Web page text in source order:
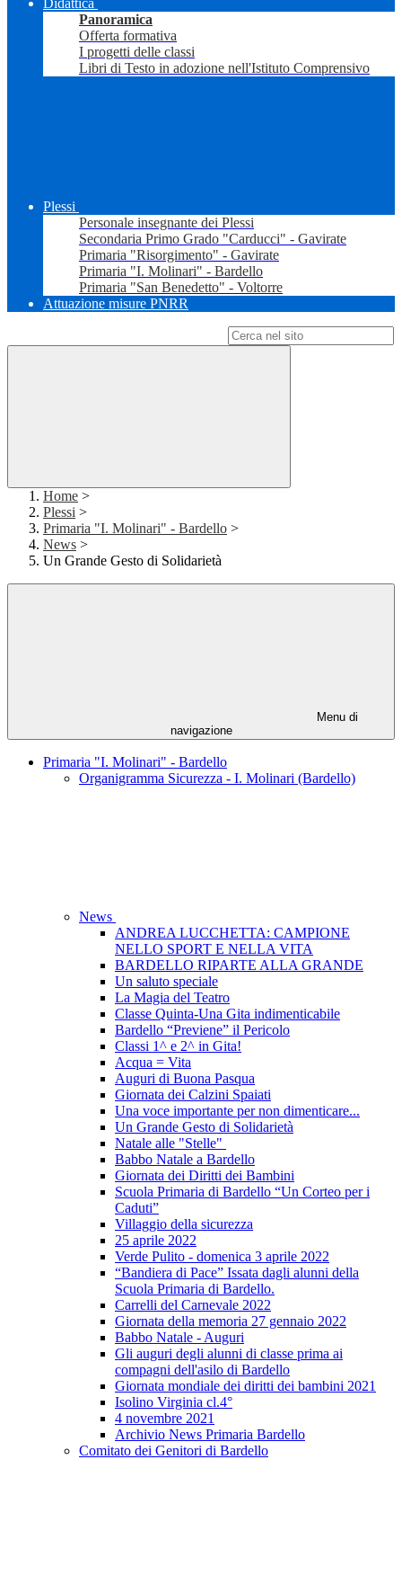
Didattica
Panoramica
Offerta formativa
I progetti delle classi
Libri di Testo in adozione nell'Istituto Comprensivo
Plessi
Personale insegnante dei Plessi
Secondaria Primo Grado "Carducci" - Gavirate
Primaria "Risorgimento" - Gavirate
Primaria "I. Molinari" - Bardello
Primaria "San Benedetto" - Voltorre
Attuazione misure PNRR
Home >
Plessi >
Primaria "I. Molinari" - Bardello >
News >
Un Grande Gesto di Solidarietà
Menu di
navigazione
Primaria "I. Molinari" - Bardello
Organigramma Sicurezza - I. Molinari (Bardello)
News
ANDREA LUCCHETTA: CAMPIONE
NELLO SPORT E NELLA VITA
BARDELLO RIPARTE ALLA GRANDE
Un saluto speciale
La Magia del Teatro
Classe Quinta-Una Gita indimenticabile
Bardello “Previene” il Pericolo
Classi 1^ e 2^ in Gita!
Acqua = Vita
Auguri di Buona Pasqua
Giornata dei Calzini Spaiati
Una voce importante per non dimenticare...
Un Grande Gesto di Solidarietà
Natale alle "Stelle"
Babbo Natale a Bardello
Giornata dei Diritti dei Bambini
Scuola Primaria di Bardello “Un Corteo per i
Caduti”
Villaggio della sicurezza
25 aprile 2022
Verde Pulito - domenica 3 aprile 2022
“Bandiera di Pace” Issata dagli alunni della
Scuola Primaria di Bardello.
Carrelli del Carnevale 2022
Giornata della memoria 27 gennaio 2022
Babbo Natale - Auguri
Gli auguri degli alunni di classe prima ai
compagni dell'asilo di Bardello
Giornata mondiale dei diritti dei bambini 2021
Isolino Virginia cl.4°
4 novembre 2021
Archivio News Primaria Bardello
Comitato dei Genitori di Bardello